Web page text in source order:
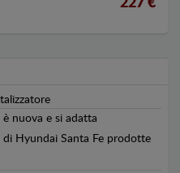
227 €
nuova e si adatta
Hyundai Santa Fe prodotte